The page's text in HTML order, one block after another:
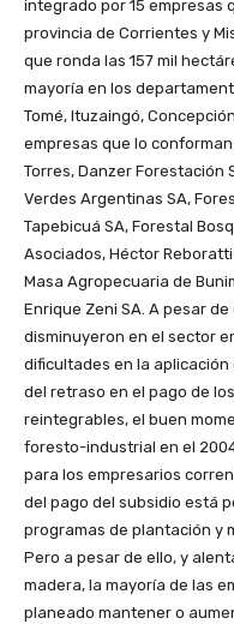
integrado por 15 empresas
provincia de Corrientes y
que ronda las 157 mil
mayoría en los
Tomé, Ituzaingó,
empresas que lo
Torres, Danzer Forestación
Verdes Argentinas SA,
Tapebicuá SA, Forestal
Asociados, Héctor
Masa Agropecuaria de
Enrique Zeni SA. A pesar
disminuyeron en el sector
dificultades en la aplicación
del retraso en el pago de
reintegrables, el buen
foresto-industrial en el
para los empresarios
del pago del subsidio está
programas de plantación y
Pero a pesar de ello, y
madera, la mayoría de las
planeado mantener o